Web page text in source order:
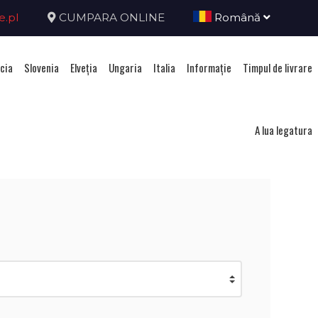
CUMPARA ONLINE Română
Slovenia Elveţia Ungaria Italia Informație Timpul de livrare
A lua legatura